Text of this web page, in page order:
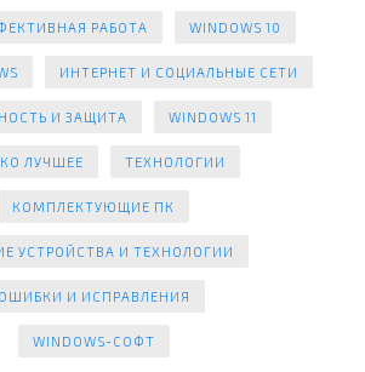
РАБОТА WINDOWS 10
ИНТЕРНЕТ И СОЦИАЛЬНЫЕ СЕТИ
И ЗАЩИТА WINDOWS 11
ЛУЧШЕЕ ТЕХНОЛОГИИ
КОМПЛЕКТУЮЩИЕ ПК
УСТРОЙСТВА И ТЕХНОЛОГИИ
ОШИБКИ И ИСПРАВЛЕНИЯ
WINDOWS-СОФТ